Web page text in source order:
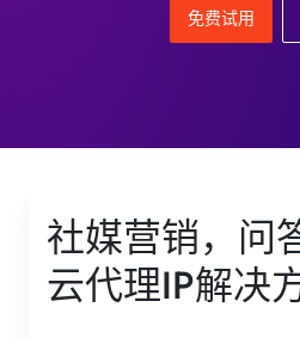
免费试用
社媒营销，问
云代理IP解决